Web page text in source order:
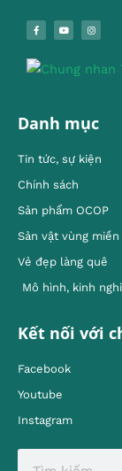
Danh mục
Tin tức, sự kiện
Chính sách
Sản phẩm OCOP
Sản vật vùng miền
Vẻ đẹp làng quê
Mô hình, kinh
Kết nối với
Facebook
Youtube
Instagram